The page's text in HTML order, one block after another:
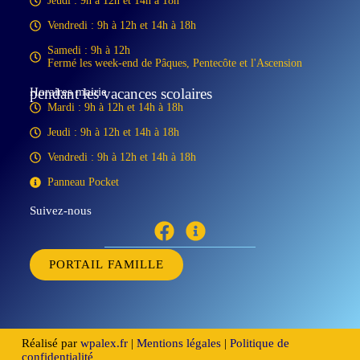
Vendredi : 9h à 12h et 14h à 18h
Samedi : 9h à 12h
Fermé les week-end de Pâques, Pentecôte et l'Ascension
Horaires mairie
pendant les vacances scolaires
Mardi : 9h à 12h et 14h à 18h
Jeudi : 9h à 12h et 14h à 18h
Vendredi : 9h à 12h et 14h à 18h
Panneau Pocket
Suivez-nous
PORTAIL FAMILLE
Réalisé par wpalex.fr| Mentions légales| Politique de
confidentialité